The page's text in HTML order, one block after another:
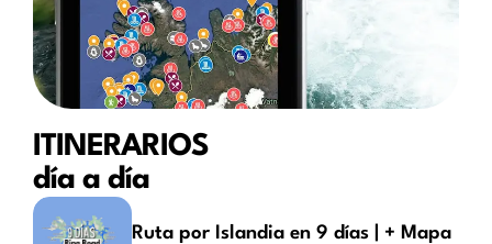
ITINERARIOS
día a día
Ruta por Islandia en 9 días | + Mapa